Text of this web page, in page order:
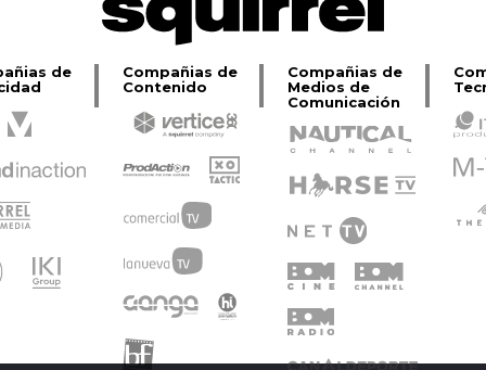
de
Compañias de
Contenido
Compañias de
Medios de
Comunicación